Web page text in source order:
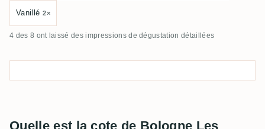
Vanillé 2×
4 des 8 ont laissé des impressions de dégustation détaillées
Quelle est la cote de Bologne Les